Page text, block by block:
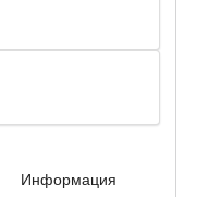
Информация